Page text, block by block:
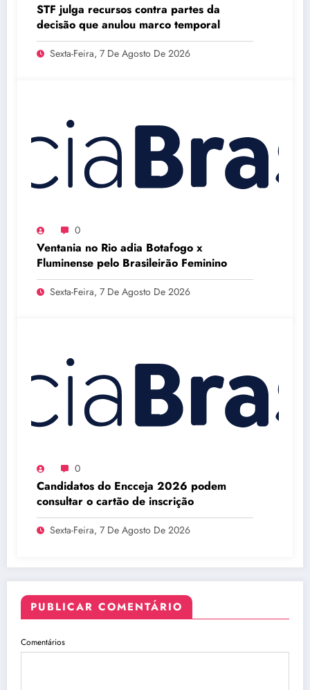
STF julga recursos contra partes da
decisão que anulou marco temporal
Sexta-Feira, 7 De Agosto De 2026
0
Ventania no Rio adia Botafogo x
Fluminense pelo Brasileirão Feminino
Sexta-Feira, 7 De Agosto De 2026
0
Candidatos do Encceja 2026 podem
consultar o cartão de inscrição
Sexta-Feira, 7 De Agosto De 2026
PUBLICAR COMENTÁRIO
Comentários